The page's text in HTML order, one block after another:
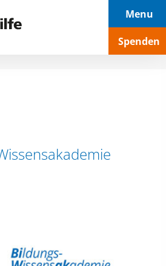
Menu
Spenden